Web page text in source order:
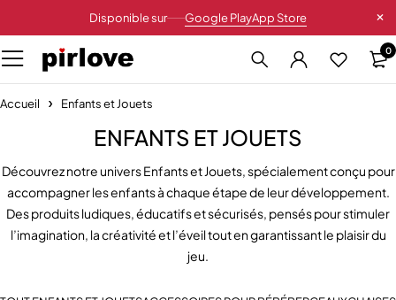
Disponible sur Google PlayApp Store
0
Accueil Enfants et Jouets
ENFANTS ET JOUETS
Découvrez notre univers Enfants et Jouets, spécialement conçu pour
accompagner les enfants à chaque étape de leur développement.
Des produits ludiques, éducatifs et sécurisés, pensés pour stimuler
l’imagination, la créativité et l’éveil tout en garantissant le plaisir du
jeu.